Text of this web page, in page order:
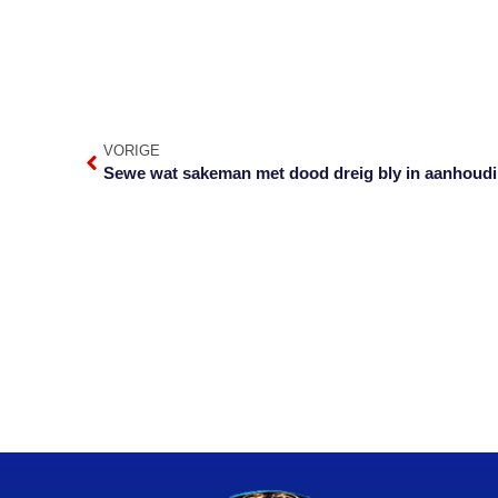
VORIGE
Sewe wat sakeman met dood dreig bly in